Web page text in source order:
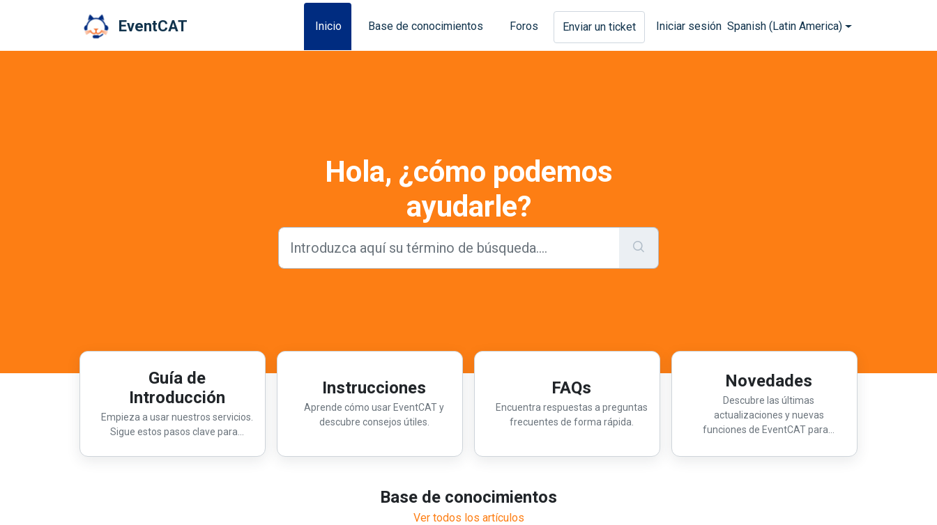
EventCAT Inicio Base de conocimientos Foros Enviar un ticket Iniciar sesión Spanish (Latin America)
Hola, ¿cómo podemos
ayudarle?
Guía de
Introducción
Empieza a usar nuestros servicios.
Sigue estos pasos clave para...
Instrucciones
Aprende cómo usar EventCAT y
descubre consejos útiles.
FAQs
Encuentra respuestas a preguntas
frecuentes de forma rápida.
Novedades
Descubre las últimas
actualizaciones y nuevas
funciones de EventCAT para...
Base de conocimientos
Ver todos los artículos